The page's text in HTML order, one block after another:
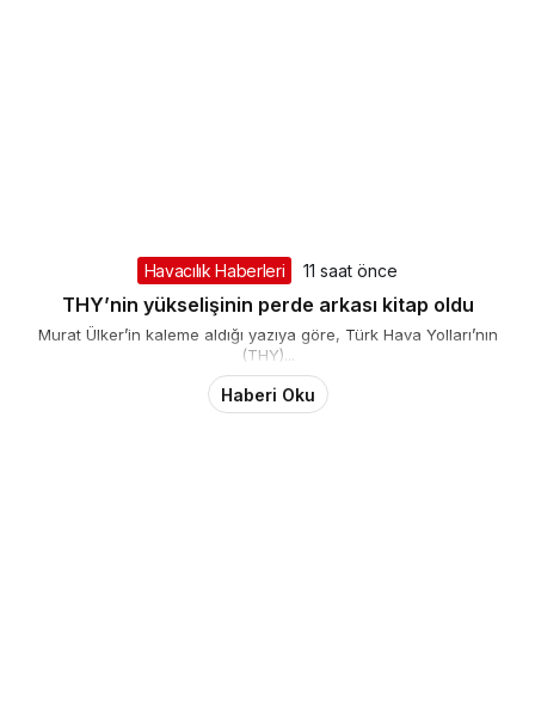
Havacılık Haberleri 11 saat önce
THY’nin yükselişinin perde arkası kitap oldu
Murat Ülker’in kaleme aldığı yazıya göre, Türk Hava Yolları’nın
(THY)...